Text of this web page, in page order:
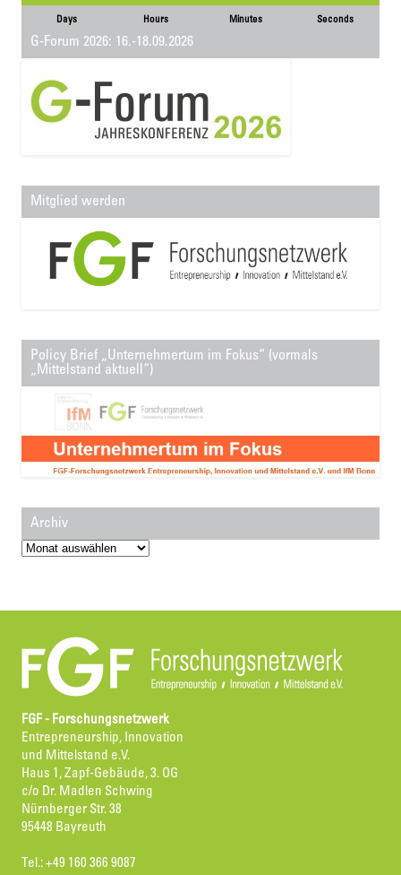
Days Hours Minutes Seconds
G-Forum 2026: 16.-18.09.2026
Mitglied werden
Policy Brief „Unternehmertum im Fokus“ (vormals
„Mittelstand aktuell“)
Archiv
Archiv
FGF - Forschungsnetzwerk
Entrepreneurship, Innovation
und Mittelstand e.V.
Haus 1, Zapf-Gebäude, 3. OG
c/o Dr. Madlen Schwing
Nürnberger Str. 38
95448 Bayreuth
Tel.: +49 160 366 9087